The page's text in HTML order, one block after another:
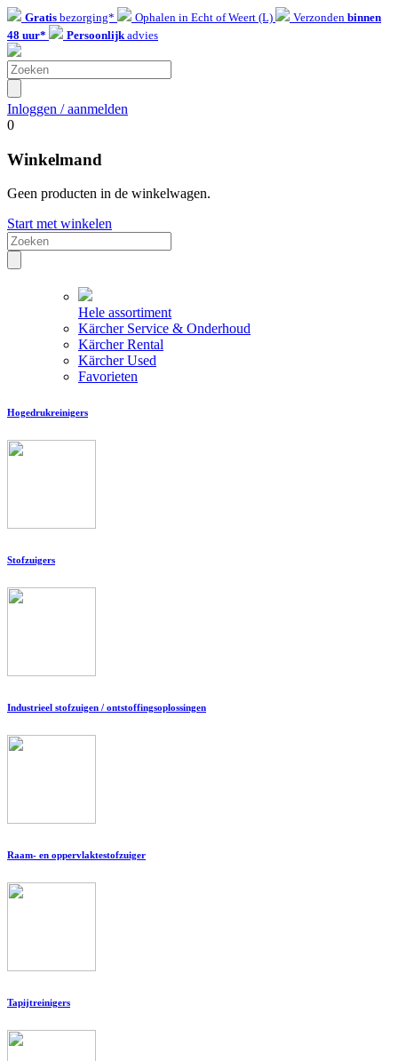
Gratis bezorging* Ophalen in Echt of Weert (L) Verzonden binnen
48 uur*
Persoonlijkadvies
Inloggen / aanmelden
0
Winkelmand
Geen producten in de winkelwagen.
Start met winkelen
Hele assortiment
Kärcher Service & Onderhoud
Kärcher Rental
Kärcher Used
Favorieten
Hogedrukreinigers
Stofzuigers
Industrieel stofzuigen / ontstoffingsoplossingen
Raam- en oppervlaktestofzuiger
Tapijtreinigers